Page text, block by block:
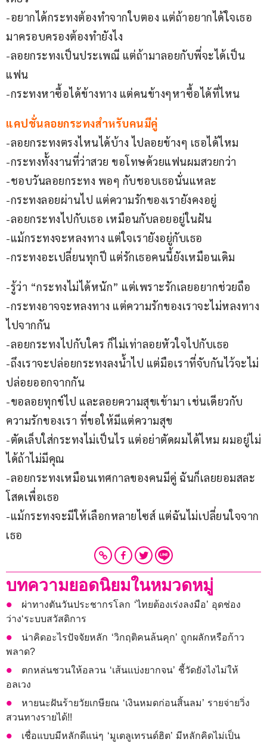
-อยากได้กระทงต้องทำจากใบตอง แต่ถ้าอยากได้ใจเธอ
มาครอบครองต้องทำยังไง
-ลอยกระทงเป็นประเพณี แต่ถ้ามาลอยกับพี่จะได้เป็น
แฟน
-กระทงหาซื้อได้ข้างทาง แต่คนข้างๆหาซื้อได้ที่ไหน
แคปชั่นลอยกระทงสำหรับคนมีคู่
-ลอยกระทงตรงไหนได้บ้าง ไปลอยข้างๆ เธอได้ไหม
-กระทงทั้งงานที่ว่าสวย ขอโทษด้วยแฟนผมสวยกว่า
-ชอบวันลอยกระทง พอๆ กับชอบเธอนั่นแหละ
-กระทงลอยผ่านไป แต่ความรักของเรายังคงอยู่
-ลอยกระทงไปกับเธอ เหมือนกับลอยอยู่ในฝัน
-แม้กระทงจะหลงทาง แต่ใจเรายังอยู่กับเธอ
-กระทงอะเปลี่ยนทุกปี แต่รักเธอคนนี้ยังเหมือนเดิม
-รู้ว่า “กระทงไม่ได้หนัก” แต่เพราะรักเลยอยากช่วยถือ
-กระทงอาจจะหลงทาง แต่ความรักของเราจะไม่หลงทาง
ไปจากกัน
-ลอยกระทงไปกับใคร ก็ไม่เท่าลอยหัวใจไปกับเธอ
-ถึงเราจะปล่อยกระทงลงน้ำไป แต่มือเราที่จับกันไว้จะไม่
ปล่อยออกจากกัน
-ขอลอยทุกข์ไป และลอยความสุขเข้ามา เช่นเดียวกับ
ความรักของเรา ที่ขอให้มีแต่ความสุข
-ตัดเล็บใส่กระทงไม่เป็นไร แต่อย่าตัดผมได้ไหม ผมอยู่ไม่
ได้ถ้าไม่มีคุณ
-ลอยกระทงเหมือนเทศกาลของคนมีคู่ ฉันก็เลยยอมสละ
โสดเพื่อเธอ
-แม้กระทงจะมีให้เลือกหลายไซส์ แต่ฉันไม่เปลี่ยนใจจาก
เธอ
บทความยอดนิยมในหมวดหมู่
ผ่าทางตันวันประชากรโลก ‘ไทยต้องเร่งลงมือ’ อุดช่อง
ว่าง‘ระบบสวัสดิการ
น่าคิดอะไรปัจจัยหลัก ‘วิกฤติคนล้นคุก’ ถูกผลักหรือก้าว
พลาด?
ตกหล่นชวนให้อลวน ‘เส้นแบ่งยากจน’ ชี้วัดยังไงไม่ให้
อลเวง
หายนะฝันร้ายวัยเกษียณ ‘เงินหมดก่อนสิ้นลม’ รายจ่ายวิ่ง
สวนทางรายได้!!
เชื่อแบบมีหลักดีแน่ๆ ‘มูเตลูเทรนด์ฮิต’ มีหลักคิดไม่เป็น